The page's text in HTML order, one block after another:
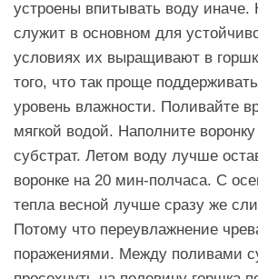
устроены впитывать воду иначе.
служит в основном для
условиях их выращивают в
того, что так проще
уровень влажности. Поливайте
мягкой водой. Наполните
субстрат. Летом воду лучше
воронке на 20 мин-полчаса. С
тепла весной лучше сразу же
Потому что переувлажнение
поражениями. Между поливами